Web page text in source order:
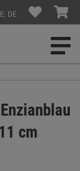
DE
cm